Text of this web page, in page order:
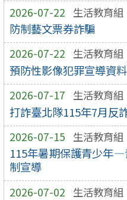
2026-07-22 生活教育組
防制藝文票券詐騙
2026-07-22 生活教育組
預防性影像犯罪宣導資料
2026-07-17 生活教育組
打詐臺北隊115年7月反
2026-07-15 生活教育組
115年暑期保護青少年
制宣導
2026-07-02 生活教育組